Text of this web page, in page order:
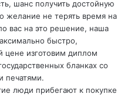
шанс получить достойную
желание не терять время на
вас на это решение, наша
быстро,
цене изготовим диплом
бланках со
печатями.
люди прибегают к покупке